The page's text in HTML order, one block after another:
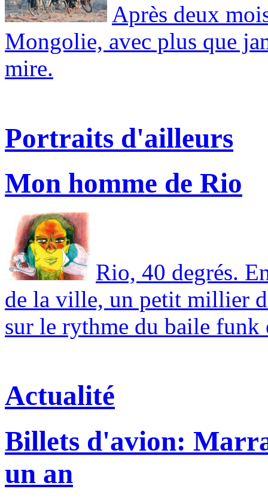
Après deux
Mongolie, avec plus que
mire.
Portraits d'ailleurs
Mon homme de Rio
Rio, 40 degrés.
de la ville, un petit millier
sur le rythme du baile funk
Actualité
Billets d'avion:
un an